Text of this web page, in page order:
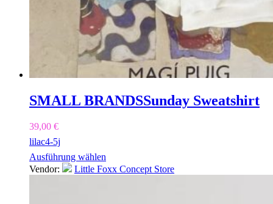
SMALL BRANDSSunday Sweatshirt
39,00 €
lilac4-5j
Ausführung wählen
Vendor:
Little Foxx Concept Store